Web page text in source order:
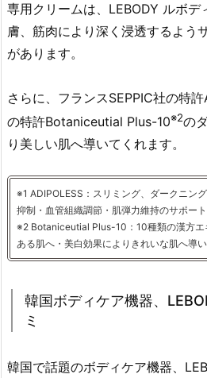
専用クリームは、LEBODY ルボデ
膚、筋肉により深く浸透するよう
があります。
さらに、フランスSEPPIC社の特
の特許Botaniceutial Plus-10※2の
り美しい肌へ導いてくれます。
※1 ADIPOLESS：スリミング、ダークニン
抑制・血管組織調節・肌弾力維持のサポート
※2 Botaniceutial Plus-10：10種類の漢方エ
ある肌へ・美白効果によりきれいな肌へ導い
韓国ボディケア機器、
ミ
韓国で話題のボディケア機器、